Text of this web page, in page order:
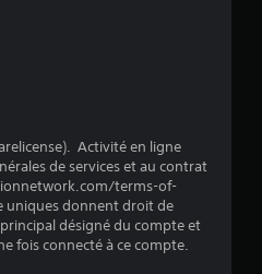
Activité en ligne
de services et au contrat
terms-of-
uniques donnent droit de
désigné du compte et
fois connecté à ce compte.